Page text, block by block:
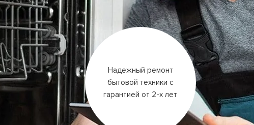
Надежный ремонт
бытовой техники с
гарантией от 2-х лет